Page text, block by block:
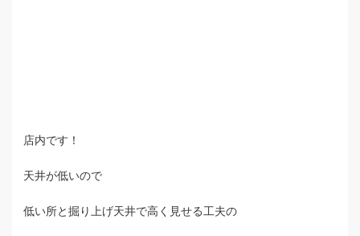
店内です！
天井が低いので
低い所と掘り上げ天井で高く見せる工夫の